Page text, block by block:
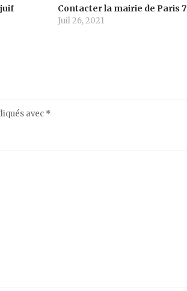
Contacter la mairie de Paris 7
Juil 26, 2021
avec *